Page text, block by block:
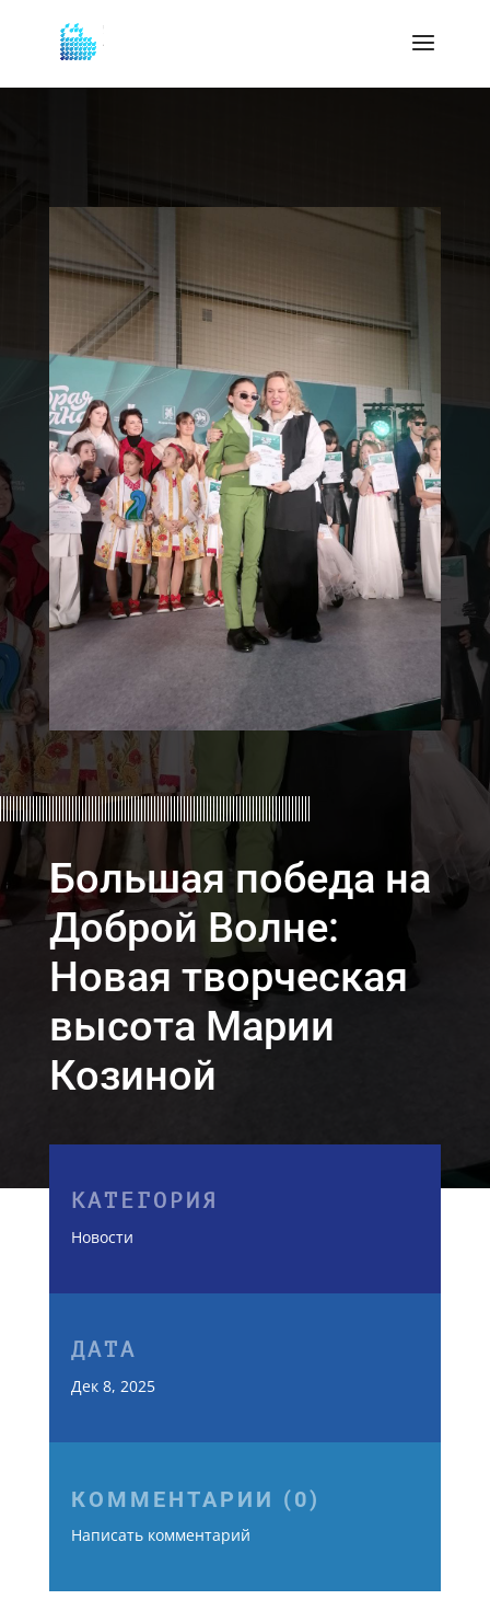
Большая победа на
Доброй Волне:
Новая творческая
высота Марии
Козиной
КАТЕГОРИЯ
Новости
ДАТА
Дек 8, 2025
КОММЕНТАРИИ (0)
Написать комментарий